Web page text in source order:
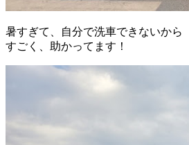
暑すぎて、自分で洗車できないから
すごく、助かってます！